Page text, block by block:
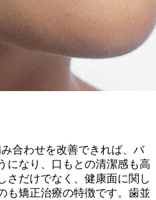
合わせを改善できれば、バ
になり、口もとの清潔感も高
さだけでなく、健康面に関し
も矯正治療の特徴です。歯並